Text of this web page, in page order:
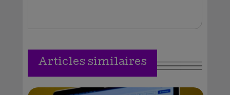
Articles similaires